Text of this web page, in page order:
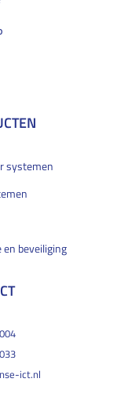
systemen
beveiliging
ict.nl